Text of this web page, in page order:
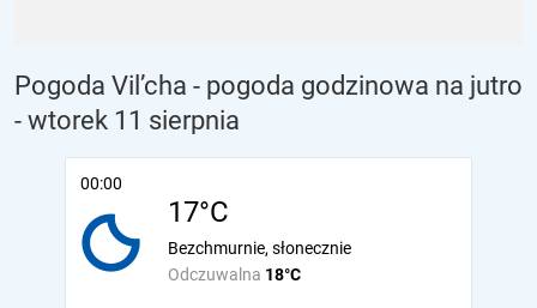
Pogoda Vil’cha - pogoda godzinowa na jutro
- wtorek 11 sierpnia
00:00
17°C
Odczuwalna 18°C
Bezchmurnie, słonecznie